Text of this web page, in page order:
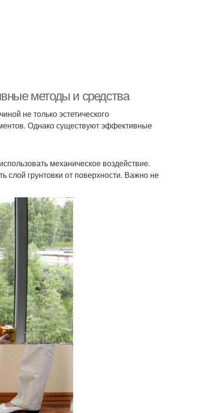
методы и средства
не только эстетического
Однако существуют эффективные
механическое воздействие.
слой грунтовки от поверхности. Важно не